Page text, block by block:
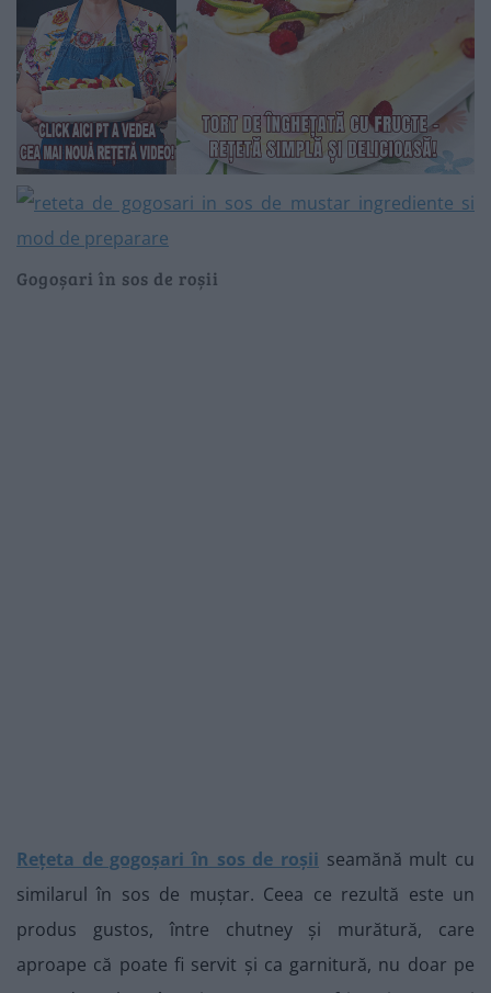
Gogoșari în sos de roșii
Rețeta de gogoșari în sos de roșii seamănă mult cu
similarul în sos de muștar. Ceea ce rezultă este un
produs gustos, între chutney și murătură, care
aproape că poate fi servit și ca garnitură, nu doar pe